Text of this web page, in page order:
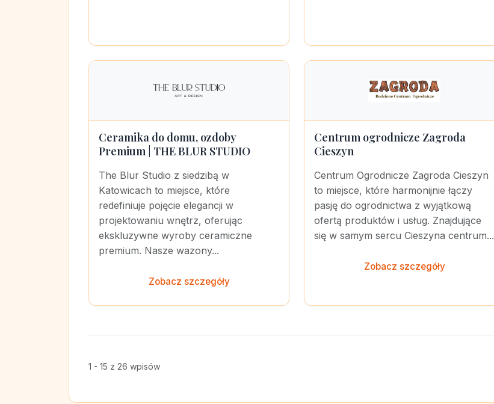
Ceramika do domu, ozdoby
Premium | THE BLUR STUDIO
The Blur Studio z siedzibą w
Katowicach to miejsce, które
redefiniuje pojęcie elegancji w
projektowaniu wnętrz, oferując
ekskluzywne wyroby ceramiczne
premium. Nasze wazony...
Zobacz szczegóły
Centrum ogrodnicze Zagroda
Cieszyn
Centrum Ogrodnicze Zagroda Cieszyn
to miejsce, które harmonijnie łączy
pasję do ogrodnictwa z wyjątkową
ofertą produktów i usług. Znajdujące
się w samym sercu Cieszyna centrum...
Zobacz szczegóły
1 - 15 z 26 wpisów